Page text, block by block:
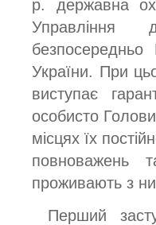
р. державна
Управління
безпосередньо
України. При
виступає
особисто
місцях їх
повноважень
проживають з
Перший